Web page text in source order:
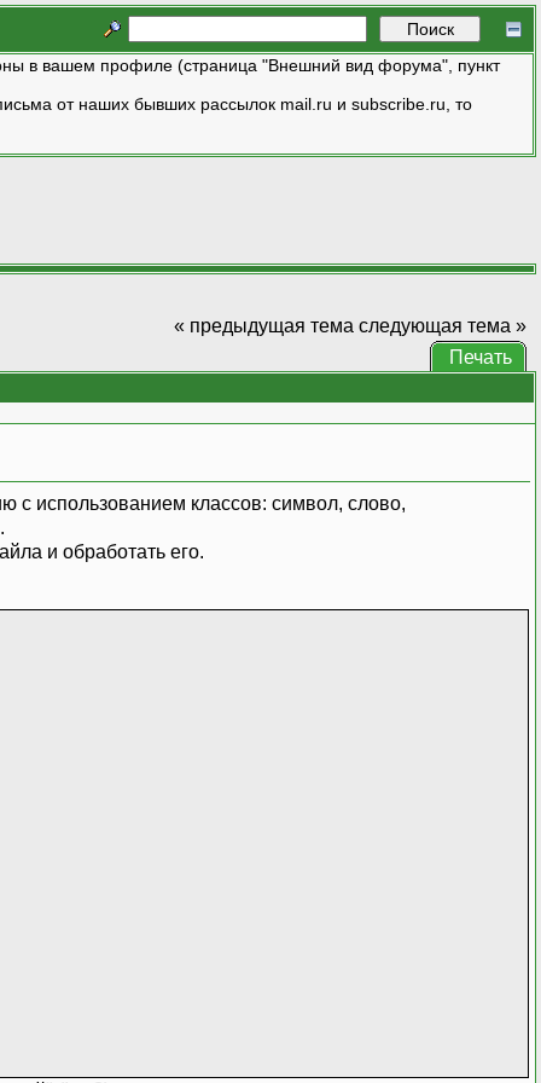
в вашем профиле (страница "Внешний вид форума", пункт
от наших бывших рассылок mail.ru и subscribe.ru, то
« предыдущая тема следующая тема »
Печать
с использованием классов: символ, слово,
и обработать его.